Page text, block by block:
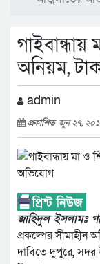
অনিয়ম,
admin
প্রকাশিত জুন ২৭,
জাহিদুল ইসলামঃ
প্রকল্পের
দাবিতে দুপুরে, সদর